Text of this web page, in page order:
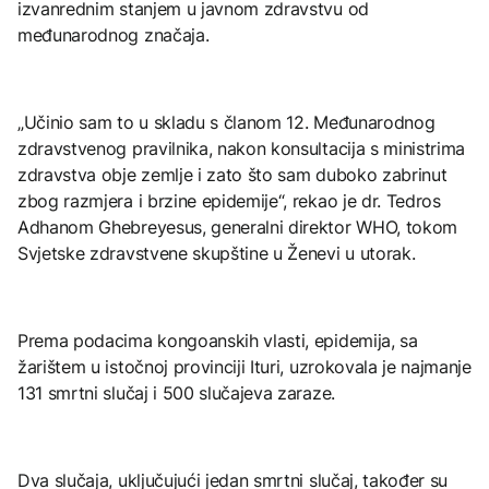
izvanrednim stanjem u javnom zdravstvu od
međunarodnog značaja.
„Učinio sam to u skladu s članom 12. Međunarodnog
zdravstvenog pravilnika, nakon konsultacija s ministrima
zdravstva obje zemlje i zato što sam duboko zabrinut
zbog razmjera i brzine epidemije“, rekao je dr. Tedros
Adhanom Ghebreyesus, generalni direktor WHO, tokom
Svjetske zdravstvene skupštine u Ženevi u utorak.
Prema podacima kongoanskih vlasti, epidemija, sa
žarištem u istočnoj provinciji Ituri, uzrokovala je najmanje
131 smrtni slučaj i 500 slučajeva zaraze.
Dva slučaja, uključujući jedan smrtni slučaj, također su